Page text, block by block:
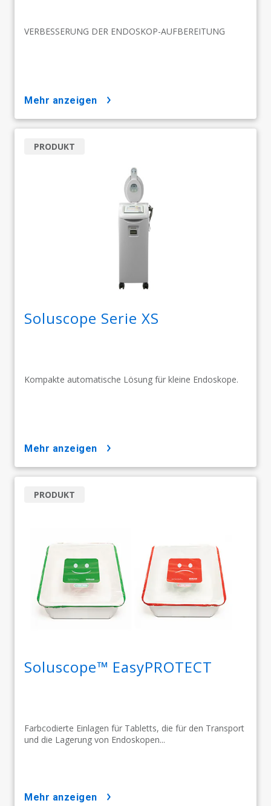
VERBESSERUNG DER ENDOSKOP-AUFBEREITUNG
mehr anzeigen
Soluscope Serie XS
Kompakte automatische Lösung für kleine Endoskope.
PRODUKT
mehr anzeigen
Soluscope™ EasyPROTECT
Farbcodierte Einlagen für Tabletts, die für den Transport
und die Lagerung von Endoskopen...
PRODUKT
mehr anzeigen